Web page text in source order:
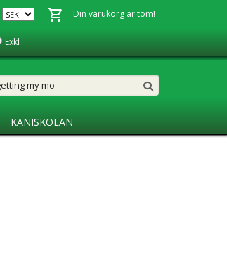
Din varukorg är tom!
Exkl
KANISKOLAN